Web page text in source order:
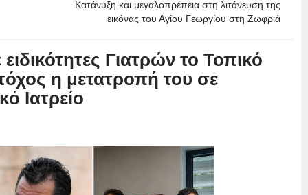
Κατάνυξη και μεγαλοπρέπεια στη λιτάνευση της
εικόνας του Αγίου Γεωργίου στη Ζωφριά
Γιατρών το Τοπικό
η μετατροπή του σε
Ιατρείο